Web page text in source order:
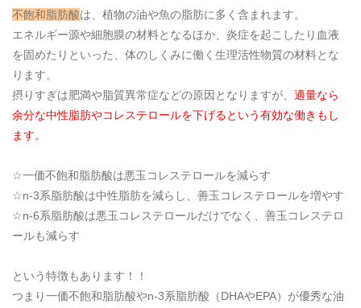
不飽和脂肪酸は、植物の油や魚の脂肪に多く含まれます。
エネルギー源や細胞膜の材料となるほか、炎症を起こしたり血液
を固めたりといった、体のしくみに働く生理活性物質の材料とな
ります。
摂りすぎは肥満や脂質異常症などの原因となりますが、 適量なら
余分な中性脂肪やコレステロールを下げるという有効な働きもし
ます。
☆一価不飽和脂肪酸は悪玉コレステロールを減らす
☆n-3系脂肪酸は中性脂肪を減らし、善玉コレステロールを増やす
☆n-6系脂肪酸は悪玉コレステロールだけでなく、善玉コレステロ
ールも減らす
という特徴もあります！！
つまり一価不飽和脂肪酸やn-3系脂肪酸（DHAやEPA）が優秀な油